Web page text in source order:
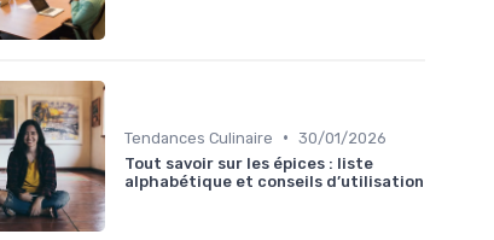
Tendances Culinaire • 30/01/2026
Tout savoir sur les épices : liste
alphabétique et conseils d’utilisation